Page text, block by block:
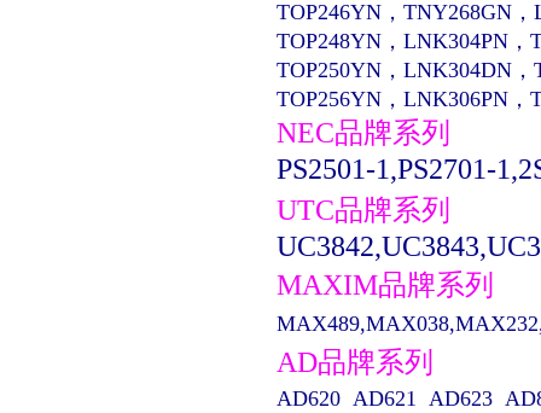
TOP246YN，TNY268GN
TOP248YN，LNK304PN，
TOP250YN，LNK304DN，
TOP256YN，LNK306PN
NEC品牌系列
PS2501-1,PS2701-
UTC品牌系列
MAXIM品牌系列
AD品牌系列
AD620 AD621 AD623